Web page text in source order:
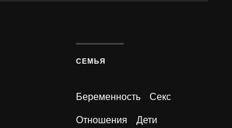
СЕМЬЯ
Беременность Секс
Отношения Дети